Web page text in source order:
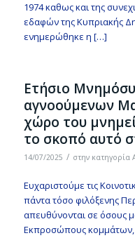
1974 καθως και της
εδαφών της Κυπριακής
ενημερώθηκε η […]
Eτήσιο
αγνοούμενων
χώρο του
το σκοπό αυτό
14/07/2025 / στην κατηγορία
Ευχαριστούμε τις
πάντα τόσο φιλόξενης
απευθύνονται σε όσους
Εκπροσώπους κομμάτων,